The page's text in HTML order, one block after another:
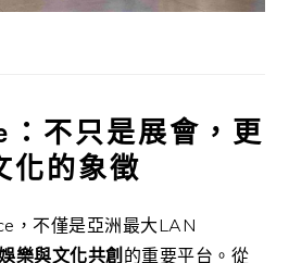
不只是展會，更
化的象徵
，不僅是亞洲最大LAN
樂與文化共創 的重要平台。從